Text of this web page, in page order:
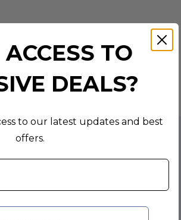
TO
DEALS?
to our latest updates and best
offers.